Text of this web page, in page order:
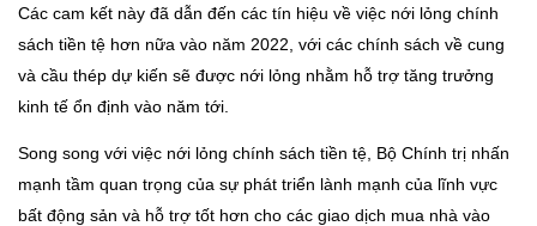
Các cam kết này đã dẫn đến các tín hiệu về việc nới lỏng chính
sách tiền tệ hơn nữa vào năm 2022, với các chính sách về cung
và cầu thép dự kiến sẽ được nới lỏng nhằm hỗ trợ tăng trưởng
kinh tế ổn định vào năm tới.
Song song với việc nới lỏng chính sách tiền tệ, Bộ Chính trị nhấn
mạnh tầm quan trọng của sự phát triển lành mạnh của lĩnh vực
bất động sản và hỗ trợ tốt hơn cho các giao dịch mua nhà vào